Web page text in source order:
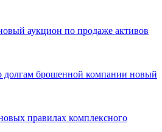
аукцион по продаже активов
долгам брошенной компании новый
правилах комплексного